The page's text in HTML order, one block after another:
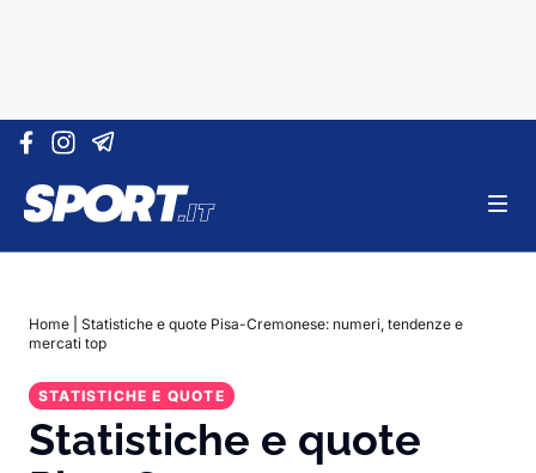
Vai al contenuto
Home
Statistiche e quote Pisa-Cremonese: numeri, tendenze e
mercati top
STATISTICHE E QUOTE
Statistiche e quote